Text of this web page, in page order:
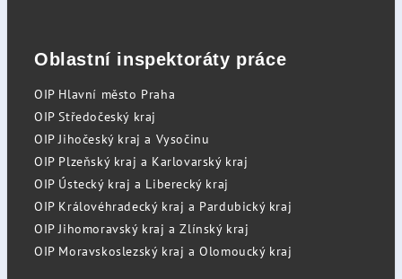
Oblastní inspektoráty práce
OIP Hlavní město Praha
OIP Středočeský kraj
OIP Jihočeský kraj a Vysočinu
OIP Plzeňský kraj a Karlovarský kraj
OIP Ústecký kraj a Liberecký kraj
OIP Královéhradecký kraj a Pardubický kraj
OIP Jihomoravský kraj a Zlínský kraj
OIP Moravskoslezský kraj a Olomoucký kraj